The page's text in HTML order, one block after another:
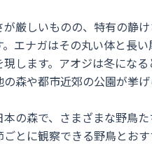
厳しいものの、特有の静
エナガはその丸い体と長
します。アオジは冬にな
の森や都市近郊の公園が挙
の森で、さまざまな野鳥
とに観察できる野鳥とお